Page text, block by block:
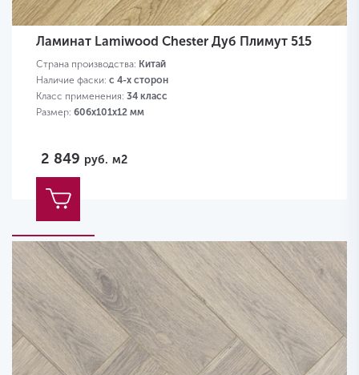
Ламинат Lamiwood Chester Дуб Плимут 515
Страна производства: Китай
Наличие фаски: с 4-х сторон
Класс применения: 34 класс
Размер: 606х101х12 мм
2 849 руб. м2